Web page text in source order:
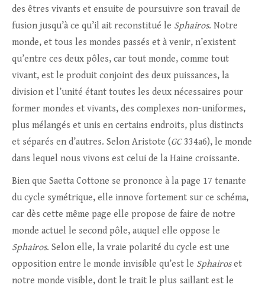
des êtres vivants et ensuite de poursuivre son travail de
fusion jusqu’à ce qu’il ait reconstitué le Sphairos. Notre
monde, et tous les mondes passés et à venir, n’existent
qu’entre ces deux pôles, car tout monde, comme tout
vivant, est le produit conjoint des deux puissances, la
division et l’unité étant toutes les deux nécessaires pour
former mondes et vivants, des complexes non-uniformes,
plus mélangés et unis en certains endroits, plus distincts
et séparés en d’autres. Selon Aristote (GC334a6), le monde
dans lequel nous vivons est celui de la Haine croissante.
Bien que Saetta Cottone se prononce à la page 17 tenante
du cycle symétrique, elle innove fortement sur ce schéma,
car dès cette même page elle propose de faire de notre
monde actuel le second pôle, auquel elle oppose le
Sphairos. Selon elle, la vraie polarité du cycle est une
opposition entre le monde invisible qu’est le Sphairoset
notre monde visible, dont le trait le plus saillant est le